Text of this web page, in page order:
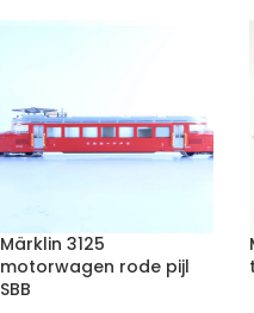
Märklin 3125
motorwagen rode pijl
SBB